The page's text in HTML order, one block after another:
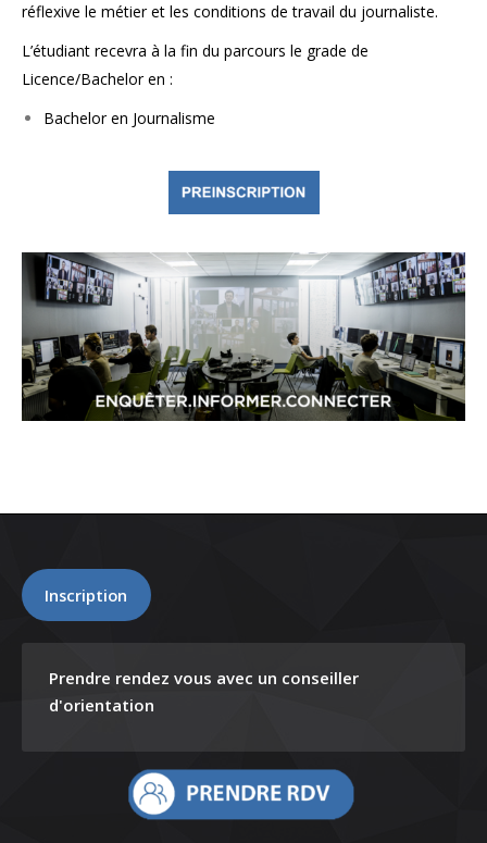
réflexive le métier et les conditions de travail du journaliste.
L’étudiant recevra à la fin du parcours le grade de
Licence/Bachelor en :
Bachelor en Journalisme
Inscription
Prendre rendez vous avec un conseiller
d'orientation